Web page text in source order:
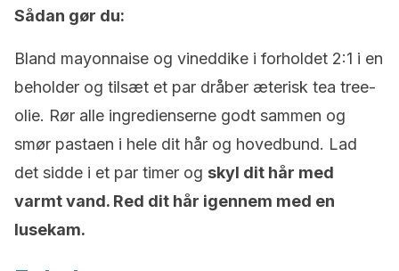
Sådan gør du:
Bland mayonnaise og vineddike i forholdet 2:1 i en
beholder og tilsæt et par dråber æterisk tea tree-
olie. Rør alle ingredienserne godt sammen og
smør pastaen i hele dit hår og hovedbund. Lad
det sidde i et par timer og skyl dit hår med
varmt vand. Red dit hår igennem med en
lusekam.